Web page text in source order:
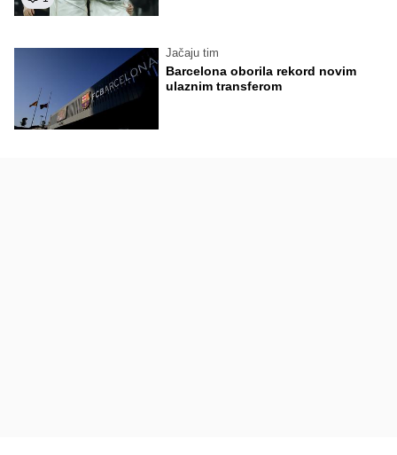
Jačaju tim
Barcelona oborila rekord novim
ulaznim transferom